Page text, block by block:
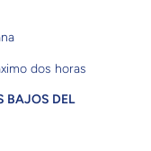
dos horas
BAJOS DEL